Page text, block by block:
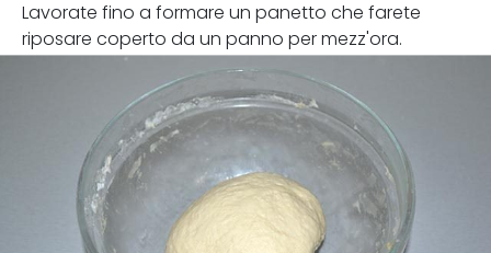
Lavorate fino a formare un panetto che farete
riposare coperto da un panno per mezz'ora.